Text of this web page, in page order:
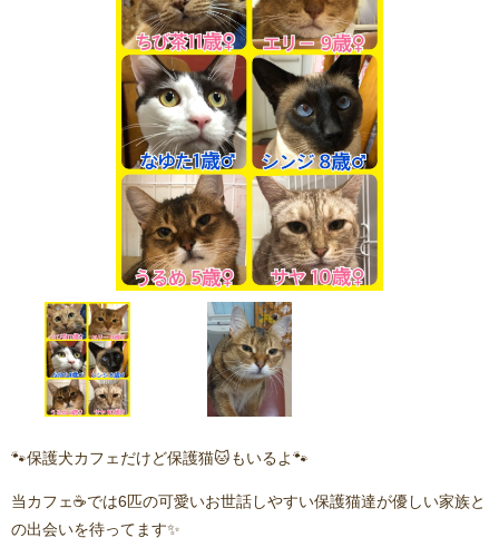
🐾保護犬カフェだけど保護猫🐱もいるよ🐾
当カフェ☕️では6匹の可愛いお世話しやすい保護猫達が優しい家族と
の出会いを待ってます✨